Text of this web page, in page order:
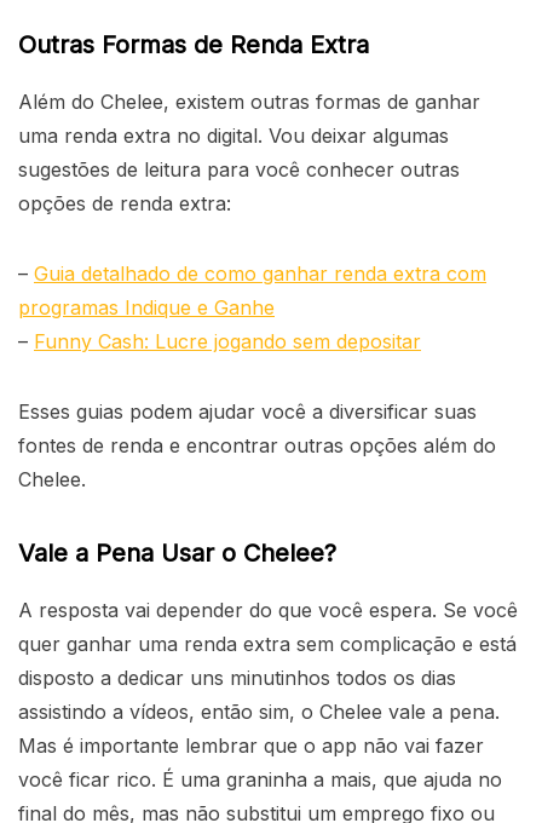
Outras Formas de Renda Extra
Além do Chelee, existem outras formas de ganhar
uma renda extra no digital. Vou deixar algumas
sugestões de leitura para você conhecer outras
opções de renda extra:
– Guia detalhado de como ganhar renda extra com
programas Indique e Ganhe
– Funny Cash: Lucre jogando sem depositar
Esses guias podem ajudar você a diversificar suas
fontes de renda e encontrar outras opções além do
Chelee.
Vale a Pena Usar o Chelee?
A resposta vai depender do que você espera. Se você
quer ganhar uma renda extra sem complicação e está
disposto a dedicar uns minutinhos todos os dias
assistindo a vídeos, então sim, o Chelee vale a pena.
Mas é importante lembrar que o app não vai fazer
você ficar rico. É uma graninha a mais, que ajuda no
final do mês, mas não substitui um emprego fixo ou